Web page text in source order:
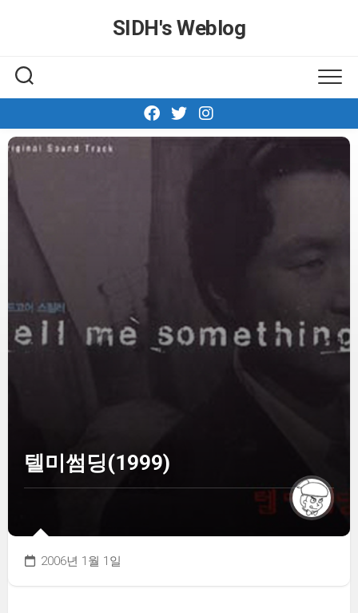
SIDH′s Weblog
텔미썸딩(1999)
2006년 1월 1일